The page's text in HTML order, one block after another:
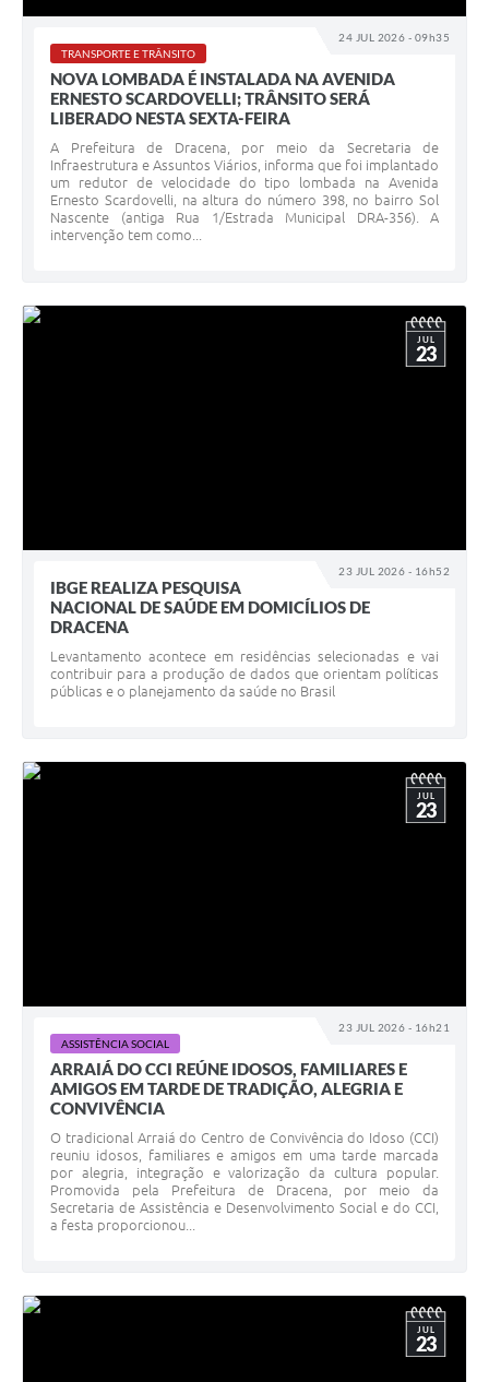
24 JUL 2026 - 09h35
TRANSPORTE E TRÂNSITO
NOVA LOMBADA É INSTALADA NA AVENIDA
ERNESTO SCARDOVELLI; TRÂNSITO SERÁ
LIBERADO NESTA SEXTA-FEIRA
A Prefeitura de Dracena, por meio da Secretaria de
Infraestrutura e Assuntos Viários, informa que foi implantado
um redutor de velocidade do tipo lombada na Avenida
Ernesto Scardovelli, na altura do número 398, no bairro Sol
Nascente (antiga Rua 1/Estrada Municipal DRA-356). A
intervenção tem como...
23 JUL 2026 - 16h52
JUL
23
IBGE REALIZA PESQUISA
NACIONAL DE SAÚDE EM DOMICÍLIOS DE
DRACENA
Levantamento acontece em residências selecionadas e vai
contribuir para a produção de dados que orientam políticas
públicas e o planejamento da saúde no Brasil
23 JUL 2026 - 16h21
JUL
23
ASSISTÊNCIA SOCIAL
ARRAIÁ DO CCI REÚNE IDOSOS, FAMILIARES E
AMIGOS EM TARDE DE TRADIÇÃO, ALEGRIA E
CONVIVÊNCIA
O tradicional Arraiá do Centro de Convivência do Idoso (CCI)
reuniu idosos, familiares e amigos em uma tarde marcada
por alegria, integração e valorização da cultura popular.
Promovida pela Prefeitura de Dracena, por meio da
Secretaria de Assistência e Desenvolvimento Social e do CCI,
a festa proporcionou...
JUL
23